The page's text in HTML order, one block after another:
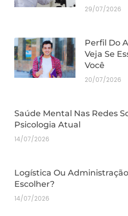
29/07/2026
Perfil Do
Veja Se
Você
20/07/2026
Saúde Mental Nas Redes
Psicologia Atual
14/07/2026
Logística Ou
Escolher?
14/07/2026